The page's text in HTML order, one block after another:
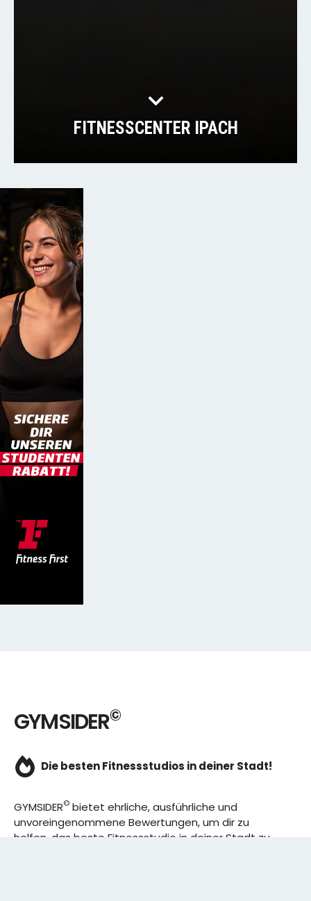
FITNESSCENTER IPACH
GYMSIDER©
Die besten Fitnessstudios in deiner Stadt!
GYMSIDER© bietet ehrliche, ausführliche und
unvoreingenommene Bewertungen, um dir zu
helfen, das beste Fitnessstudio in deiner Stadt zu